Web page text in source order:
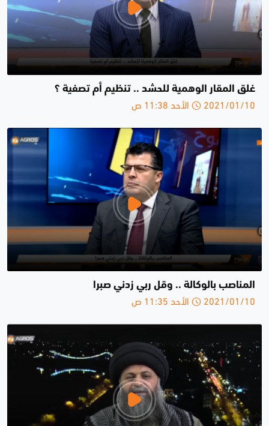
غلق المقار الوهمية للحشد .. تنظيم أم تصفية ؟
2021/01/10 الأحد 11:38 ص
المناصب بالوكالة .. وقل ربي زدني صبرا
2021/01/10 الأحد 11:35 ص